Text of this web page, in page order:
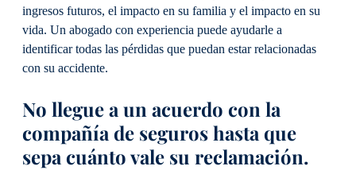
ingresos futuros, el impacto en su familia y el impacto en su
vida. Un abogado con experiencia puede ayudarle a
identificar todas las pérdidas que puedan estar relacionadas
con su accidente.
No llegue a un acuerdo con la
compañía de seguros hasta que
sepa cuánto vale su reclamación.